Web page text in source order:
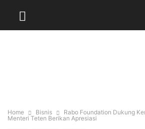
Home Bisnis
Rabo Foundation Dukung
Menteri Teten Berikan Apresiasi